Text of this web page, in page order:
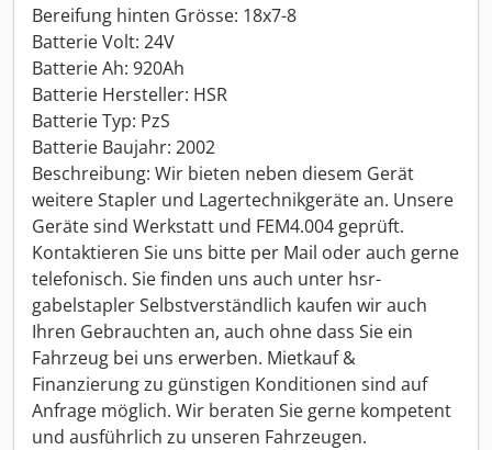
Bereifung hinten Grösse: 18x7-8
Batterie Volt: 24V
Batterie Ah: 920Ah
Batterie Hersteller: HSR
Batterie Typ: PzS
Batterie Baujahr: 2002
Beschreibung: Wir bieten neben diesem Gerät
weitere Stapler und Lagertechnikgeräte an. Unsere
Geräte sind Werkstatt und FEM4.004 geprüft.
Kontaktieren Sie uns bitte per Mail oder auch gerne
telefonisch. Sie finden uns auch unter hsr-
gabelstapler Selbstverständlich kaufen wir auch
Ihren Gebrauchten an, auch ohne dass Sie ein
Fahrzeug bei uns erwerben. Mietkauf &
Finanzierung zu günstigen Konditionen sind auf
Anfrage möglich. Wir beraten Sie gerne kompetent
und ausführlich zu unseren Fahrzeugen.